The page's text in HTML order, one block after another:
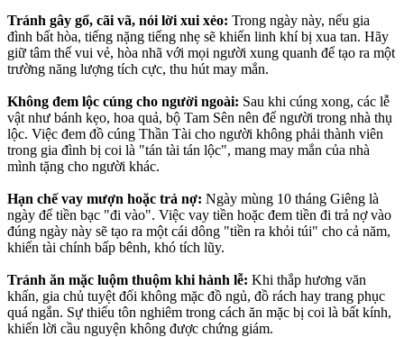
Tránh gây gổ, cãi vã, nói lời xui xẻo: Trong ngày này, nếu gia
đình bất hòa, tiếng nặng tiếng nhẹ sẽ khiến linh khí bị xua tan. Hãy
giữ tâm thế vui vẻ, hòa nhã với mọi người xung quanh để tạo ra một
trường năng lượng tích cực, thu hút may mắn.
Không đem lộc cúng cho người ngoài: Sau khi cúng xong, các lễ
vật như bánh kẹo, hoa quả, bộ Tam Sên nên để người trong nhà thụ
lộc. Việc đem đồ cúng Thần Tài cho người không phải thành viên
trong gia đình bị coi là "tán tài tán lộc", mang may mắn của nhà
mình tặng cho người khác.
Hạn chế vay mượn hoặc trả nợ: Ngày mùng 10 tháng Giêng là
ngày để tiền bạc "đi vào". Việc vay tiền hoặc đem tiền đi trả nợ vào
đúng ngày này sẽ tạo ra một cái dông "tiền ra khỏi túi" cho cả năm,
khiến tài chính bấp bênh, khó tích lũy.
Tránh ăn mặc luộm thuộm khi hành lễ: Khi thắp hương văn
khấn, gia chủ tuyệt đối không mặc đồ ngủ, đồ rách hay trang phục
quá ngắn. Sự thiếu tôn nghiêm trong cách ăn mặc bị coi là bất kính,
khiến lời cầu nguyện không được chứng giám.